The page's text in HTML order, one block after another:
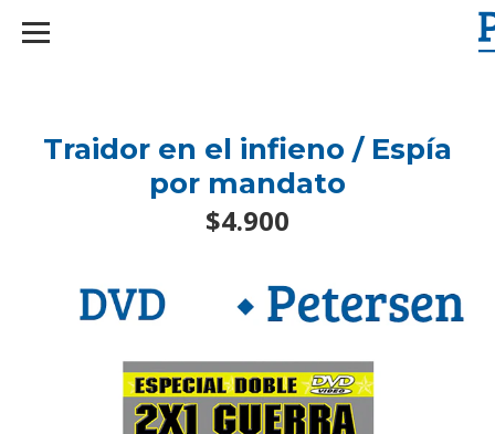
Traidor en el infieno / Espía
por mandato
$4.900